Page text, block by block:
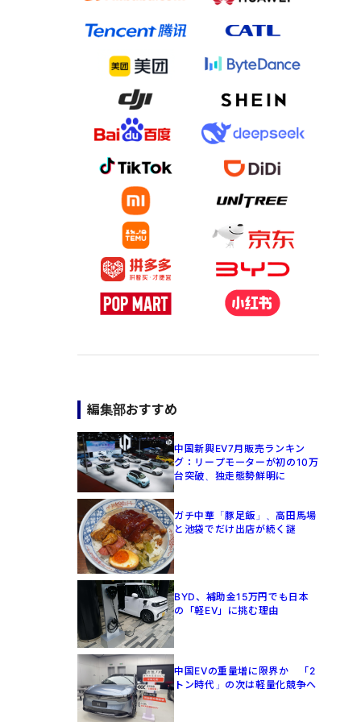
編集部おすすめ
中国新興EV7月販売ランキン
グ：リープモーターが初の10万
台突破、独走態勢鮮明に
ガチ中華「豚足飯」、高田馬場
と池袋でだけ出店が続く謎
BYD、補助金15万円でも日本
の「軽EV」に挑む理由
中国EVの重量増に限界か 「2
トン時代」の次は軽量化競争へ